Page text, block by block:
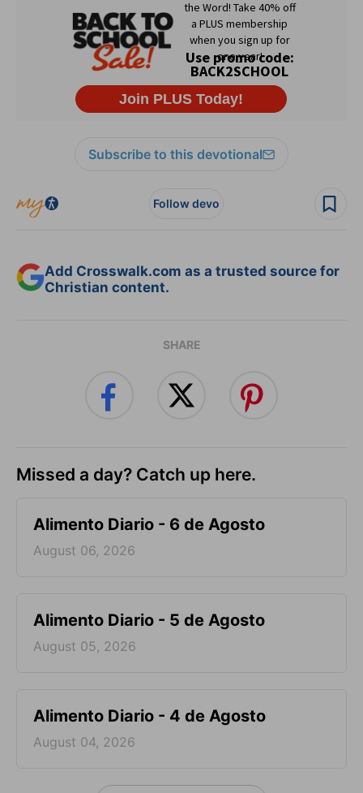
Subscribe to this devotional
Follow devo
Add Crosswalk.com as a trusted source for
Christian content.
SHARE
Missed a day? Catch up here.
Alimento Diario - 6 de Agosto
August 06, 2026
Alimento Diario - 5 de Agosto
August 05, 2026
Alimento Diario - 4 de Agosto
August 04, 2026